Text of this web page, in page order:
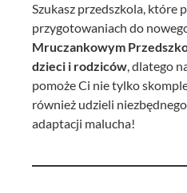
Szukasz przedszkola, które
przygotowaniach do
Mruczankowym
dzieci i rodziców, dlatego
pomoże Ci nie tylko
również udzieli
adaptacji malucha!